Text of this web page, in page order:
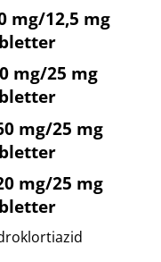
mg/12,5 mg
mg/25 mg
mg/25 mg
mg/25 mg